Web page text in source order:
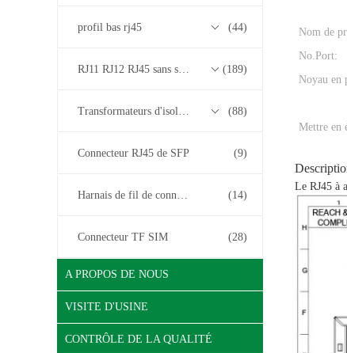
profil bas rj45 (44)
RJ11 RJ12 RJ45 sans série de transformateurs (189)
Transformateurs d'isolement (88)
Connecteur RJ45 de SFP (9)
Harnais de fil de connecteur (14)
Connecteur TF SIM (28)
A PROPOS DE NOUS
VISITE D'USINE
CONTRÔLE DE LA QUALITÉ
Nom de
No.Port:
Noyau en
Mettre en
Le RJ45 à